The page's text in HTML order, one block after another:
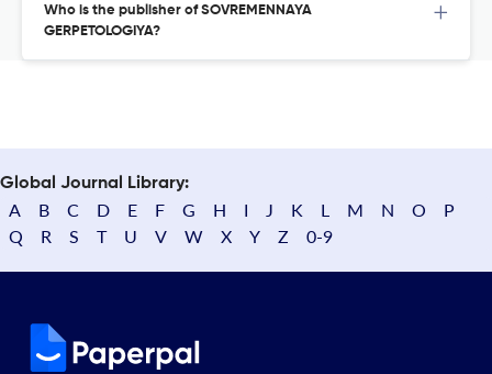
Who is the publisher of SOVREMENNAYA
GERPETOLOGIYA?
Global Journal Library:
A B C D E F G H I J K L M N O
P
Q
R S T U V W X Y Z 0-9